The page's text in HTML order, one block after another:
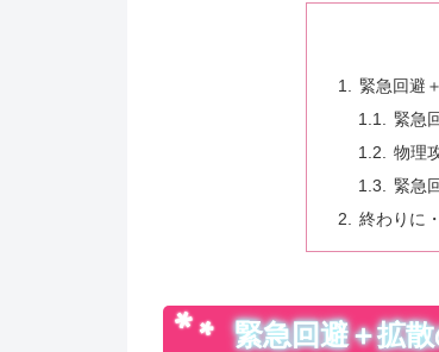
緊急回避
緊急
物理
緊急
終わりに
緊急回避＋拡